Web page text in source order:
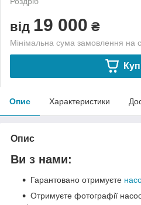
від 19 000 ₴
Мінімальна сума замовлення на
Опис Характеристики
Опис
Ви з нами:
Гарантовано отримуєте
Отримуєте фотографії